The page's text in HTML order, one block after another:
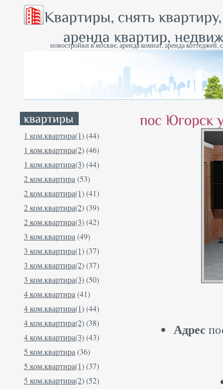
новостройки в москве, аренда комнат, аренда
1 ком.квартира(1)(44)
1 ком.квартира(2)(46)
1 ком.квартира(3)(44)
2 ком.квартира (53)
2 ком.квартира(1)(41)
2 ком.квартира(2)(39)
2 ком.квартира(3)(42)
3 ком.квартира (49)
3 ком.квартира(1)(37)
3 ком.квартира(2)(37)
3 ком.квартира(3)(50)
4 ком.квартира (41)
4 ком.квартира(1)(44)
4 ком.квартира(2)(38)
4 ком.квартира(3)(43)
5 ком.квартира (36)
5 ком.квартира(1)(37)
5 ком.квартира(2)(52)
Адрес